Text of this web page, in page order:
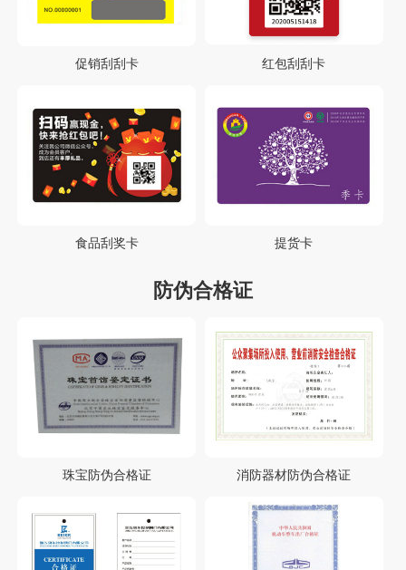
促销刮刮卡 红包刮刮卡
食品刮奖卡 提货卡
防伪合格证
珠宝防伪合格证 消防器材防伪合格证